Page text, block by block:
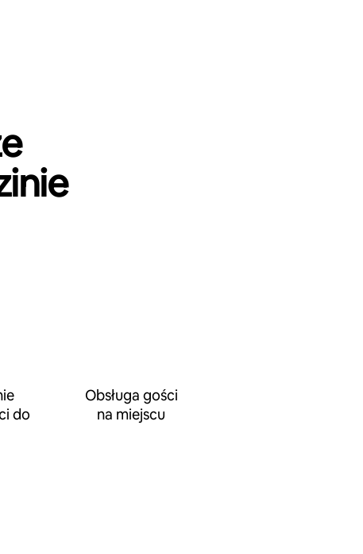
do
Obsługa gości
na miejscu